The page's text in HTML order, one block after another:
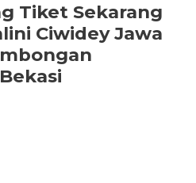
Tiket Sekarang
Ciwidey Jawa